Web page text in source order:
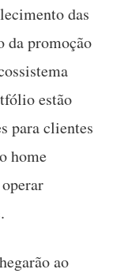
das
da promoção
estão
para clientes
home
ao